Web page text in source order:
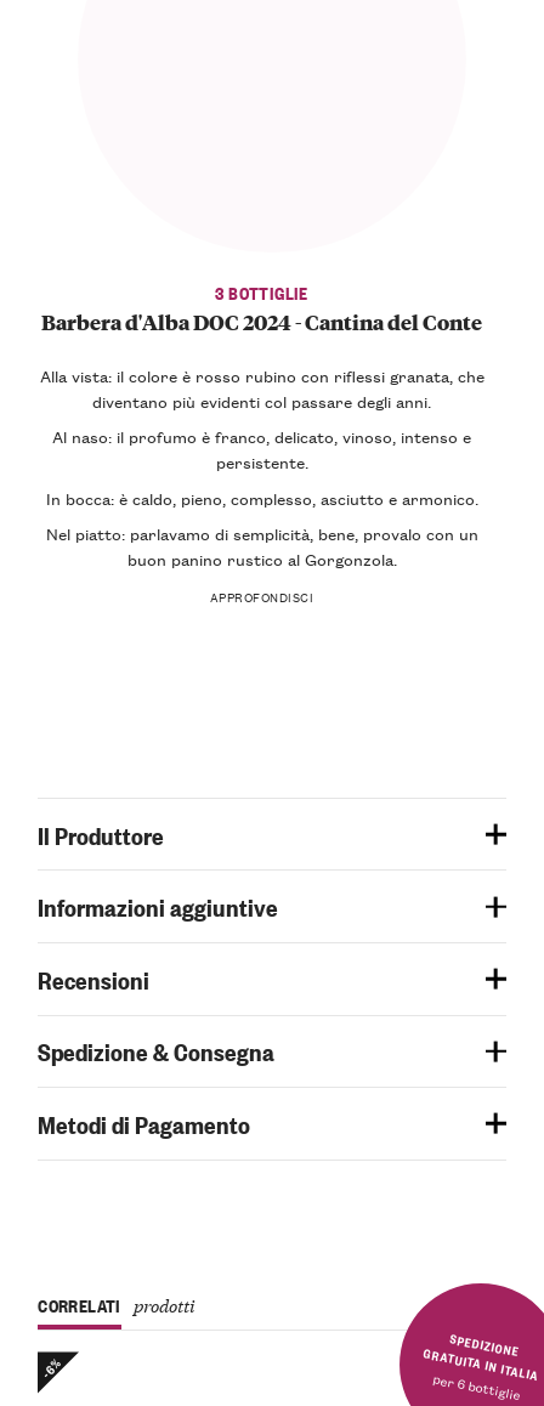
3 BOTTIGLIE
Barbera d'Alba DOC 2024 - Cantina del Conte
Alla vista: il colore è rosso rubino con riflessi granata, che
diventano più evidenti col passare degli anni.
Al naso: il profumo è franco, delicato, vinoso, intenso e
persistente.
In bocca: è caldo, pieno, complesso, asciutto e armonico.
Nel piatto: parlavamo di semplicità, bene, provalo con un
buon panino rustico al Gorgonzola.
APPROFONDISCI
Il Produttore
Informazioni aggiuntive
Recensioni
Spedizione & Consegna
Metodi di Pagamento
SPEDIZIONE GRATUITA IN ITALIA
per 6 bottiglie
CORRELATI prodotti
-6%